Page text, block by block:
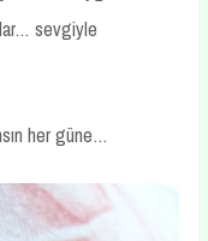
sevgiyle
her güne…